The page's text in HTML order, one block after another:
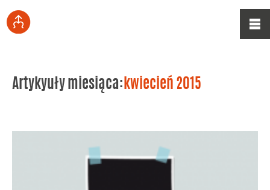
Artykyuły miesiąca: kwiecień 2015